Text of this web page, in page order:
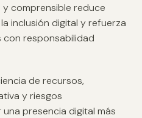
y comprensible reduce
inclusión digital y refuerza
responsabilidad
de recursos,
y riesgos
presencia digital más